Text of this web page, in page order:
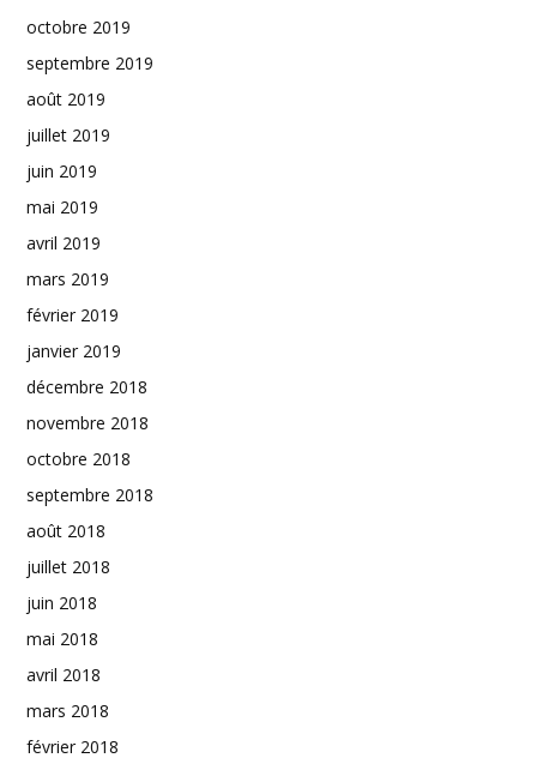
octobre 2019
septembre 2019
août 2019
juillet 2019
juin 2019
mai 2019
avril 2019
mars 2019
février 2019
janvier 2019
décembre 2018
novembre 2018
octobre 2018
septembre 2018
août 2018
juillet 2018
juin 2018
mai 2018
avril 2018
mars 2018
février 2018